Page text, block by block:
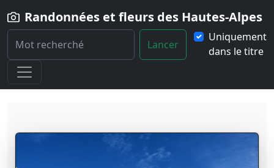
Randonnées et fleurs des Hautes-Alpes
Lancer
Uniquement
dans le titre
Home
Randonnées Particularité Sommet